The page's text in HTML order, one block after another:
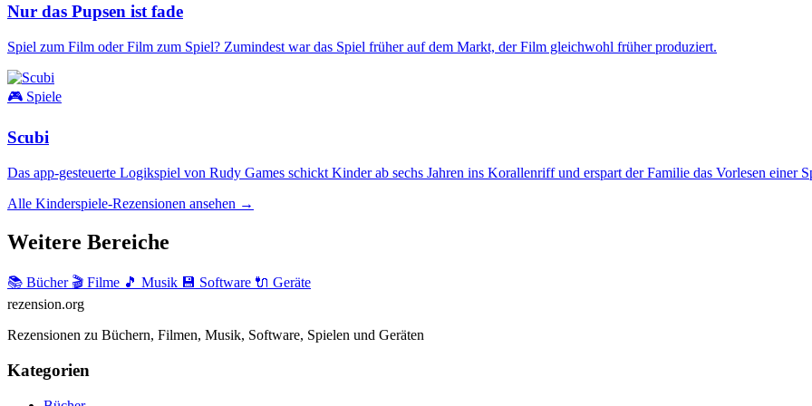
Nur das Pupsen ist fade
Spiel zum Film oder Film zum Spiel? Zumindest war das Spiel früher auf dem Markt, der Film gleichwohl früher produziert.
🎮 Spiele
Scubi
Das app-gesteuerte Logikspiel von Rudy Games schickt Kinder ab sechs Jahren ins Korallenriff und erspart der Familie das Vorlesen einer
Alle Kinderspiele-Rezensionen ansehen →
Weitere Bereiche
📚 Bücher 🎬 Filme 🎵 Musik 💾 Software 🔌 Geräte
rezension.org
Rezensionen zu Büchern, Filmen, Musik, Software, Spielen und Geräten
Kategorien